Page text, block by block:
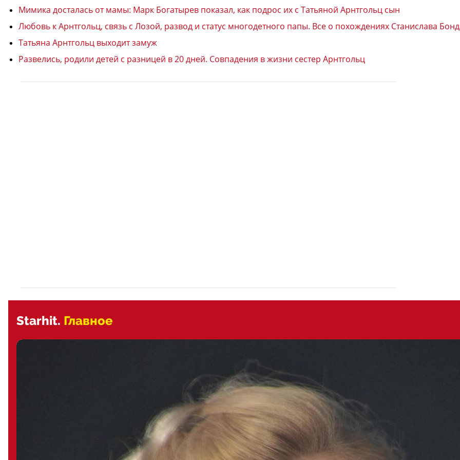
Мимика досталась от мамы: Марк Богатырев показал, как подрос их с Татьяной Арнтгольц сын
Любовь к Арнтгольц, связь с Лозой, развод и статус многодетного папы. Все о похождениях Станислава
Татьяна Арнтгольц выходит замуж
Развелись, родили детей с разницей в 20 дней. Совпадения в жизни сестер Арнтгольц
Starhit. Главное